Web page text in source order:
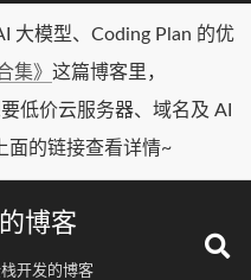
大模型、Coding Plan 的优
集》 这篇博客里，
低价云服务器、域名及 AI
面的链接查看详情~
博客
开发的博客